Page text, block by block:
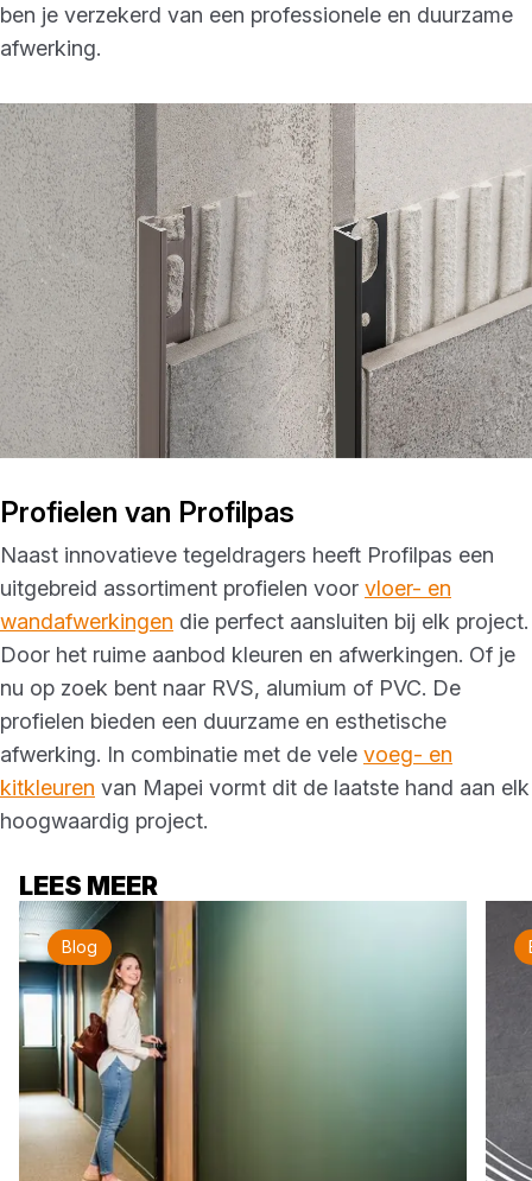
ben je verzekerd van een professionele en duurzame
afwerking.
Profielen van Profilpas
Naast innovatieve tegeldragers heeft Profilpas een
uitgebreid assortiment profielen voor vloer- en
wandafwerkingen die perfect aansluiten bij elk project.
Door het ruime aanbod kleuren en afwerkingen. Of je
nu op zoek bent naar RVS, alumium of PVC. De
profielen bieden een duurzame en esthetische
afwerking. In combinatie met de vele voeg- en
kitkleuren van Mapei vormt dit de laatste hand aan elk
hoogwaardig project.
LEES MEER
Blog